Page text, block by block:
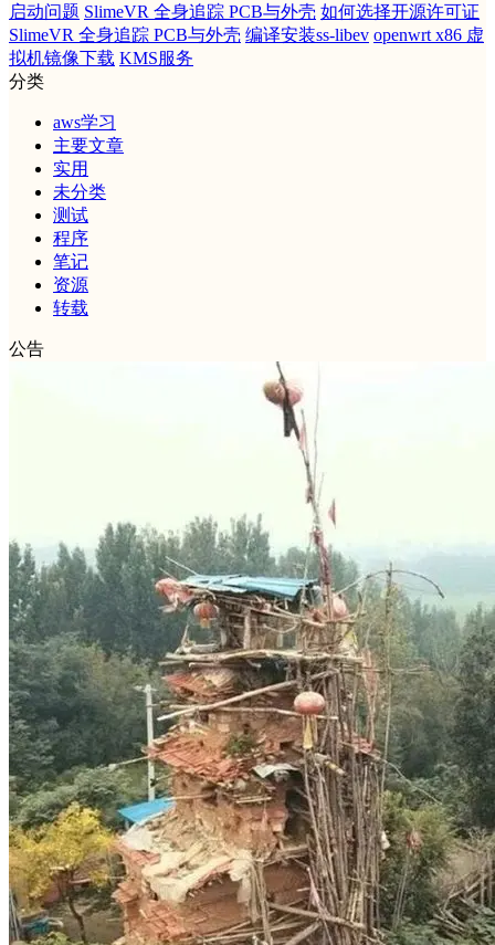
启动问题 SlimeVR 全身追踪 PCB与外壳 如何选择开源许可证
SlimeVR 全身追踪 PCB与外壳 编译安装ss-libev openwrt x86 虚
拟机镜像下载 KMS服务
分类
aws学习
主要文章
实用
未分类
测试
程序
笔记
资源
转载
公告